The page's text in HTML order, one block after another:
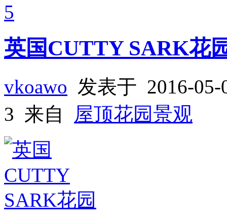
5
英国CUTTY SARK花
vkoawo 发表于 2016-
3 来自 屋顶花园景观